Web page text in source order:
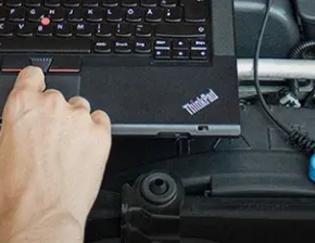
Gateway
Getriebesteuerung
Heckklappe
Informationsanzeige
Informationsanzeige vorne (FDIM)
Klimaanlage hinten
Kombiinstrument